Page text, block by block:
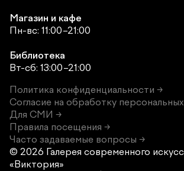
Магазин и кафе
Пн-вс: 11:00–21:00
Библиотека
Вт-сб: 13:00–21:00
Политика конфиденциальности →
Согласие на обработку
Для СМИ →
Правила посещения →
Часто задаваемые вопросы →
© 2026 Галерея современного
«Виктория»